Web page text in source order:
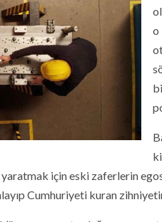
o
için eski zaferlerin
Cumhuriyeti kuran